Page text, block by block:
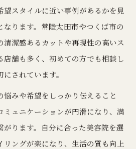
望スタイルに近い事例があるかを見
なります。常陸太田市やつくば市の
清潔感あるカットや再現性の高いス
店舗も多く、初めての方でも相談し
されています。
悩みや希望をしっかり伝えること
ミュニケーションが円滑になり、満
がります。自分に合った美容院を選
ングが楽になり、生活の質も向上